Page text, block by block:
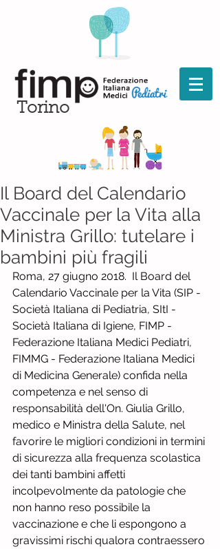
Torino
Il Board del Calendario
Vaccinale per la Vita alla
Ministra Grillo: tutelare i
bambini più fragili
Roma, 27 giugno 2018.  Il Board del
Calendario Vaccinale per la Vita (SIP -
Società Italiana di Pediatria, SItI -
Società Italiana di Igiene, FIMP -
Federazione Italiana Medici Pediatri,
FIMMG - Federazione Italiana Medici
di Medicina Generale) confida nella
competenza e nel senso di
responsabilità dell'On. Giulia Grillo,
medico e Ministra della Salute, nel
favorire le migliori condizioni in termini
di sicurezza alla frequenza scolastica
dei tanti bambini affetti
incolpevolmente da patologie che
non hanno reso possibile la
vaccinazione e che li espongono a
gravissimi rischi qualora contraessero